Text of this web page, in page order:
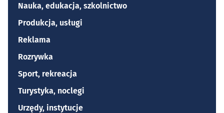
Nauka, edukacja, szkolnictwo
Produkcja, usługi
Reklama
Rozrywka
Sport, rekreacja
Turystyka, noclegi
Urzędy, instytucje